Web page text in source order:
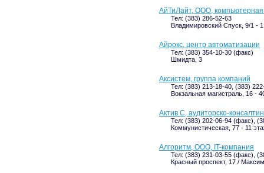
АйТиЛайт, ООО,
Тел: (383) 286-52-63
Владимировский Спуск, 9/1 -
Айрокс, центр автоматизации
Тел: (383) 354-10-30 (факс)
Шмидта, 3
Аксистем, группа компаний
Тел: (383) 213-18-40, (383)
Вокзальная магистраль, 16 -
Актив С, аудиторско-
Тел: (383) 202-06-94 (факс),
Коммунистическая, 77 - 11
Алгоритм, ООО, IT-компания
Тел: (383) 231-03-55 (факс),
Красный проспект, 17 /